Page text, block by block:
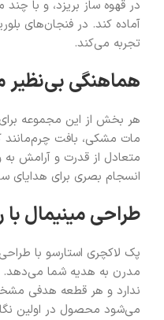
در قهوه ساز بریزد، و با
آماده کند. در فنجان‌های
تجربه می‌کند.
هماهنگی بی‌نظیر
هر بخش از این مجموعه
مات مشکی، بافت چرم‌مانند
متعادل از قدرت و آرامش به
انسجام بصری برای هدایای
طراحی مینیمال
پک لاکچری استارسو با
مدرن به هدیه شما
ندارد و هر قطعه‌ هدفی
می‌شود محصول در اولین